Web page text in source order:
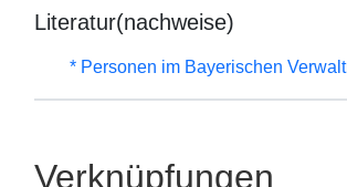
Literatur(nachweise)
* Personen im Bayerischen
Verknüpfungen